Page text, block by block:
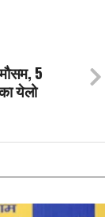
5
येलो